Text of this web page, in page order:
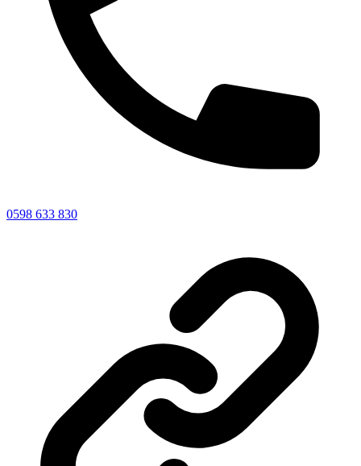
0598 633 830